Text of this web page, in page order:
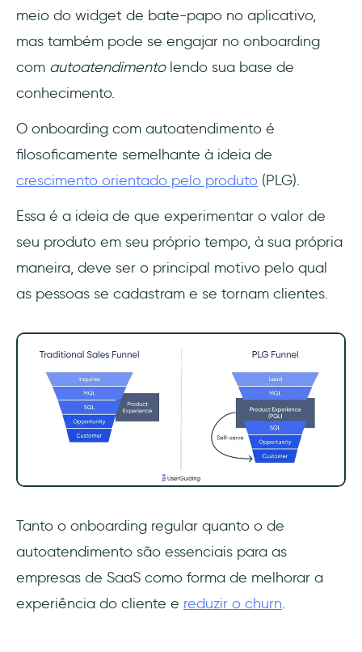
meio do widget de bate-papo no aplicativo,
mas também pode se engajar no onboarding
com autoatendimento lendo sua base de
conhecimento.
O onboarding com autoatendimento é
filosoficamente semelhante à ideia de
crescimento orientado pelo produto (PLG).
Essa é a ideia de que experimentar o valor de
seu produto em seu próprio tempo, à sua própria
maneira, deve ser o principal motivo pelo qual
as pessoas se cadastram e se tornam clientes.
Tanto o onboarding regular quanto o de
autoatendimento são essenciais para as
empresas de SaaS como forma de melhorar a
experiência do cliente e reduzir o churn.